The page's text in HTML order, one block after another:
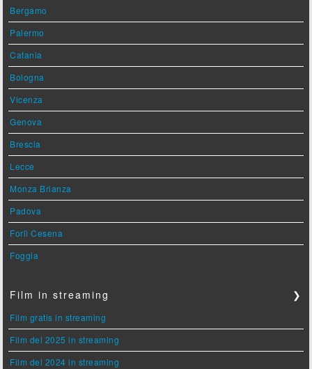
Bergamo
Palermo
Catania
Bologna
Vicenza
Genova
Brescia
Lecce
Monza Brianza
Padova
Forlì Cesena
Foggia
Film in streaming ❯
Film gratis in streaming
Film del 2025 in streaming
Film del 2024 in streaming